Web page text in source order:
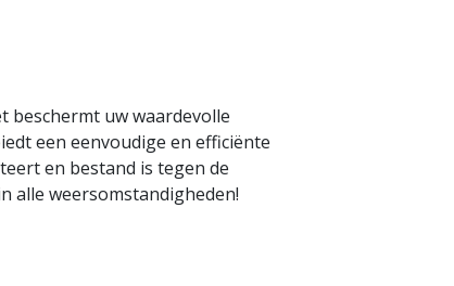
beschermt uw waardevolle
een eenvoudige en efficiënte
en bestand is tegen de
alle weersomstandigheden!